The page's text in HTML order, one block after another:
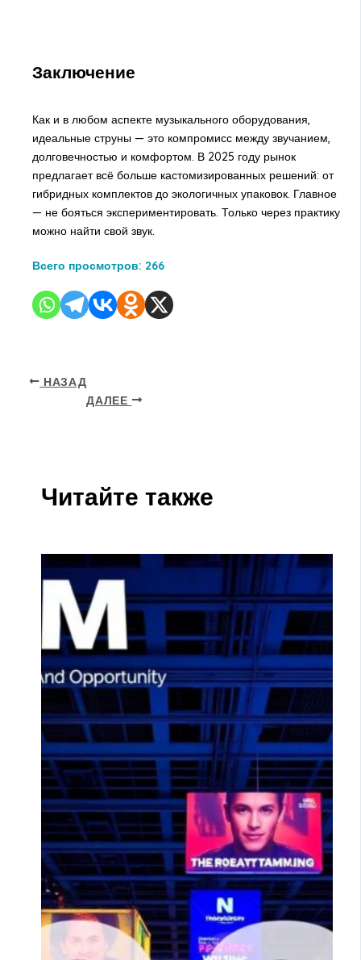
Заключение
Как и в любом аспекте музыкального оборудования,
идеальные струны — это компромисс между звучанием,
долговечностью и комфортом. В 2025 году рынок
предлагает всё больше кастомизированных решений: от
гибридных комплектов до экологичных упаковок. Главное
— не бояться экспериментировать. Только через практику
можно найти свой звук.
Всего просмотров: 266
НАЗАД
ДАЛЕЕ
Читайте также